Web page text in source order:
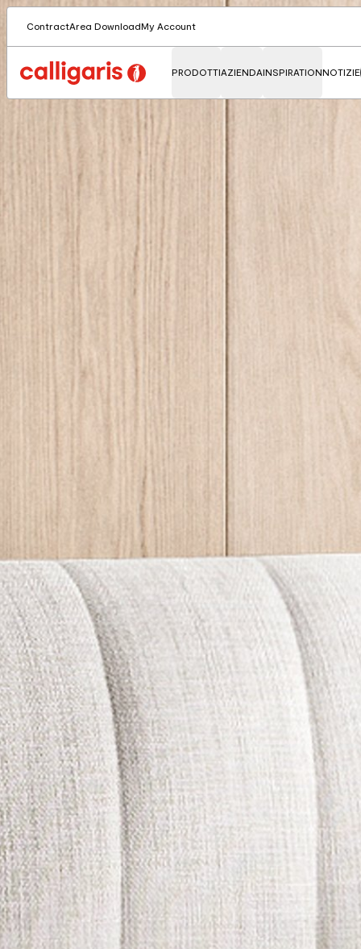
ContractArea DownloadMy Account
PRODOTTIAZIENDAINSPIRATIONNOTIZIE